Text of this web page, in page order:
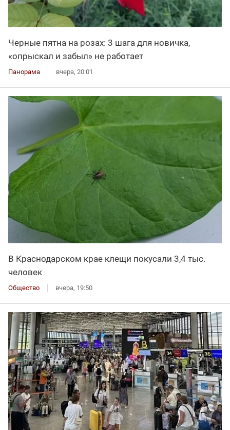
Черные пятна на розах: 3 шага для новичка,
«опрыскал и забыл» не работает
Панорама вчера, 20:01
В Краснодарском крае клещи покусали 3,4 тыс.
человек
Общество вчера, 19:50